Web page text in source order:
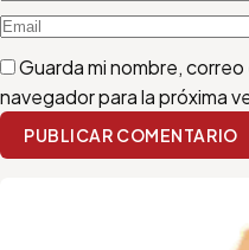
Guarda mi nombre,
navegador para la próxima
PUBLICAR COMENTARIO